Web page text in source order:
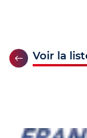
Voir la